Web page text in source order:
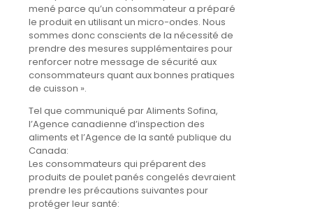
mené parce qu’un consommateur a préparé
le produit en utilisant un micro-ondes. Nous
sommes donc conscients de la nécessité de
prendre des mesures supplémentaires pour
renforcer notre message de sécurité aux
consommateurs quant aux bonnes pratiques
de cuisson ».
Tel que communiqué par Aliments Sofina,
l’Agence canadienne d’inspection des
aliments et l’Agence de la santé publique du
Canada:
Les consommateurs qui préparent des
produits de poulet panés congelés devraient
prendre les précautions suivantes pour
protéger leur santé: